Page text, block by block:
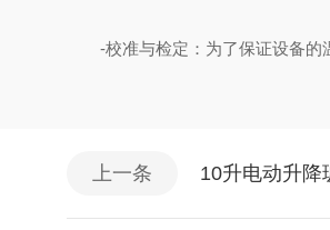
-校准与检定：为了保证设备的温
上一条 10升电动升降